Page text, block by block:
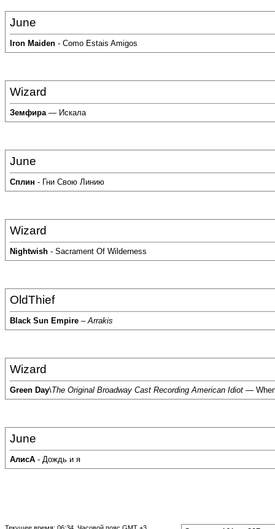
June
Iron Maiden - Como Estais Amigos
Wizard
Земфира— Искала
June
Сплин - Гни Свою Линию
Wizard
Nightwish - Sacrament Of Wilderness
OldThief
Black Sun Empire –Arrakis
Wizard
Green Day\The Original Broadway Cast Recording American Idiot —
June
АлисА - Дождь и я